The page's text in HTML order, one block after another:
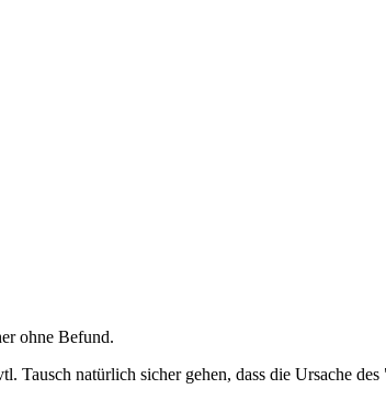
ohne Befund.
natürlich sicher gehen, dass die Ursache